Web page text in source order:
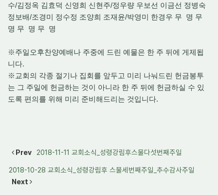
수/김정옥 김효덕 신영희 신현주/정우량 우보선 이금선 정병숙
정보배/조경미 정수정 조양희 조재윤/박영미 한경우 무 명 무
명 무 명 무 명
※주일오후찬양예배나 주중에 드린 예물은 한 주 뒤에 게제됩
니다.
※교회의 각종 절기나 집회를 앞두고 미리 나눠드린 헌금봉투
는 그 주일에 헌금하는 것이 아니라 한 주 뒤에 헌금하실 수 있
도록 편의를 위해 미리 준비해드리는 것입니다.
Prev 2018-11-11 교회소식_성령강림후스물다섯번째주일
2018-10-28 교회소식_성령강림후 스물세번째주일_추수감사주일
Next